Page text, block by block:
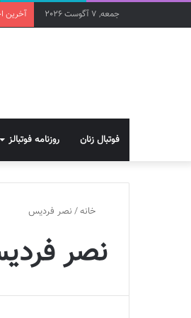
جمعه, 7 آگوست 2026 آخرین
فوتبال زنان روزنامه فوتبالز
خانه/ نصر فردیس
نصر